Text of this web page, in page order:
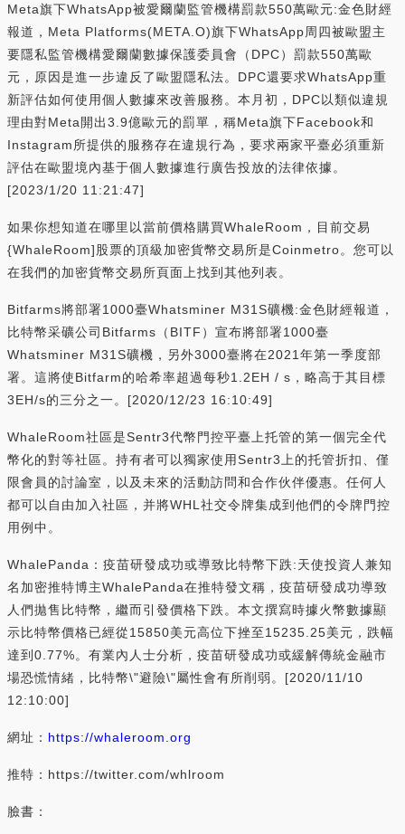
Meta旗下WhatsApp被愛爾蘭監管機構罰款550萬歐元:金色財經
報道，Meta Platforms(META.O)旗下WhatsApp周四被歐盟主
要隱私監管機構愛爾蘭數據保護委員會（DPC）罰款550萬歐
元，原因是進一步違反了歐盟隱私法。DPC還要求WhatsApp重
新評估如何使用個人數據來改善服務。本月初，DPC以類似違規
理由對Meta開出3.9億歐元的罰單，稱Meta旗下Facebook和
Instagram所提供的服務存在違規行為，要求兩家平臺必須重新
評估在歐盟境內基于個人數據進行廣告投放的法律依據。
[2023/1/20 11:21:47]
如果你想知道在哪里以當前價格購買WhaleRoom，目前交易
{WhaleRoom]股票的頂級加密貨幣交易所是Coinmetro。您可以
在我們的加密貨幣交易所頁面上找到其他列表。
Bitfarms將部署1000臺Whatsminer M31S礦機:金色財經報道，
比特幣采礦公司Bitfarms（BITF）宣布將部署1000臺
Whatsminer M31S礦機，另外3000臺將在2021年第一季度部
署。這將使Bitfarm的哈希率超過每秒1.2EH / s，略高于其目標
3EH/s的三分之一。[2020/12/23 16:10:49]
WhaleRoom社區是Sentr3代幣門控平臺上托管的第一個完全代
幣化的對等社區。持有者可以獨家使用Sentr3上的托管折扣、僅
限會員的討論室，以及未來的活動訪問和合作伙伴優惠。任何人
都可以自由加入社區，并將WHL社交令牌集成到他們的令牌門控
用例中。
WhalePanda：疫苗研發成功或導致比特幣下跌:天使投資人兼知
名加密推特博主WhalePanda在推特發文稱，疫苗研發成功導致
人們拋售比特幣，繼而引發價格下跌。本文撰寫時據火幣數據顯
示比特幣價格已經從15850美元高位下挫至15235.25美元，跌幅
達到0.77%。有業內人士分析，疫苗研發成功或緩解傳統金融市
場恐慌情緒，比特幣\"避險\"屬性會有所削弱。[2020/11/10
12:10:00]
網址： https://whaleroom.org
推特：https://twitter.com/whlroom
臉書：